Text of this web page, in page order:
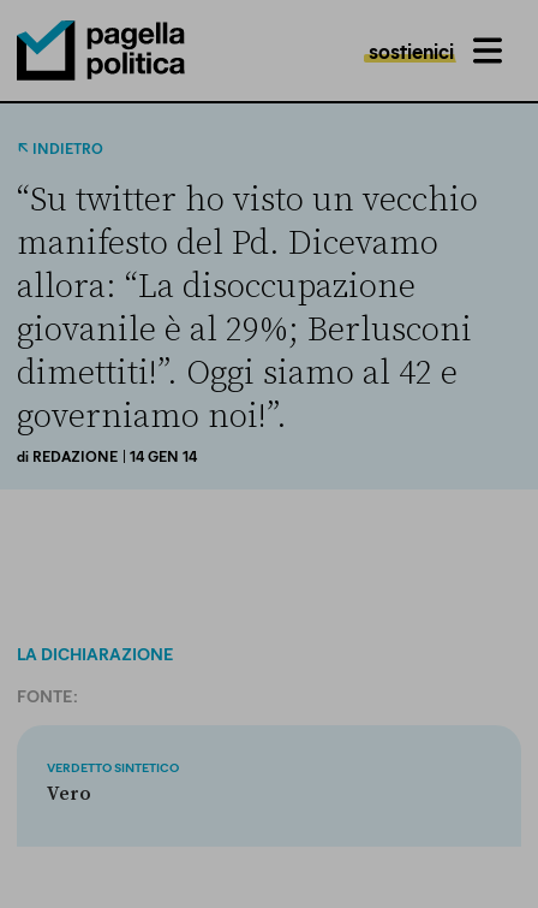
Pagella Politica Logo
sostienici MENU
INDIETRO
“Su twitter ho visto un vecchio
manifesto del Pd. Dicevamo
allora: “La disoccupazione
giovanile è al 29%; Berlusconi
dimettiti!”. Oggi siamo al 42 e
governiamo noi!”.
di REDAZIONE | 14 GEN 14
LA DICHIARAZIONE
FONTE:
VERDETTO SINTETICO
Vero